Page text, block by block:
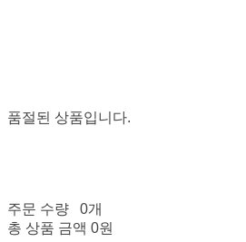
품절된 상품입니다.
주문 수량
0개
총 상품 금액 0원